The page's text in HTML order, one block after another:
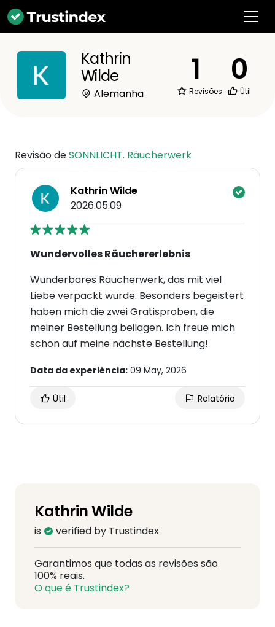
Kathrin
Wilde
Alemanha
1
Revisões
0
Útil
Revisão deSONNLICHT. Räucherwerk
Kathrin Wilde
2026.05.09
Wundervolles Räuchererlebnis
Wunderbares Räucherwerk, das mit viel
Liebe verpackt wurde. Besonders begeistert
haben mich die zwei Gratisproben, die
meiner Bestellung beilagen. Ich freue mich
schon auf meine nächste Bestellung!
Data da experiência: 09 May, 2026
Útil Relatório
Kathrin Wilde
is verified by Trustindex
Garantimos que todas as revisões são
100% reais.
O que é Trustindex?